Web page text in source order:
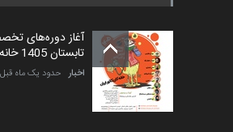
آغاز دوره‌های
تابستان 1405 خانه کاریکات…
اخبار حدود یک ماه قبل